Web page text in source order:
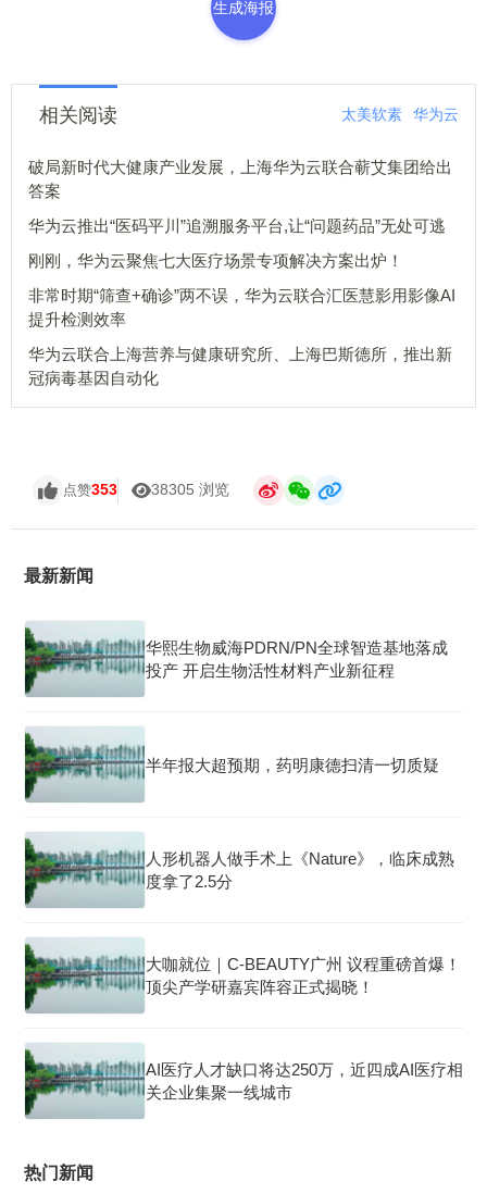
生成海报
相关阅读 太美软素 华为云
破局新时代大健康产业发展，上海华为云联合蕲艾集团给出
答案
华为云推出“医码平川”追溯服务平台,让“问题药品”无处可逃
刚刚，华为云聚焦七大医疗场景专项解决方案出炉！
非常时期“筛查+确诊”两不误，华为云联合汇医慧影用影像AI
提升检测效率
华为云联合上海营养与健康研究所、上海巴斯德所，推出新
冠病毒基因自动化
点赞353 38305 浏览
最新新闻
华熙生物威海PDRN/PN全球智造基地落成
投产 开启生物活性材料产业新征程
半年报大超预期，药明康德扫清一切质疑
人形机器人做手术上《Nature》，临床成熟
度拿了2.5分
大咖就位｜C-BEAUTY广州 议程重磅首爆！
顶尖产学研嘉宾阵容正式揭晓！
AI医疗人才缺口将达250万，近四成AI医疗相
关企业集聚一线城市
热门新闻